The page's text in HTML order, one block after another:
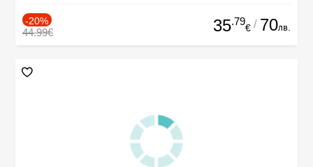
-20%
44.99€ 35.79
€ / 70лв.